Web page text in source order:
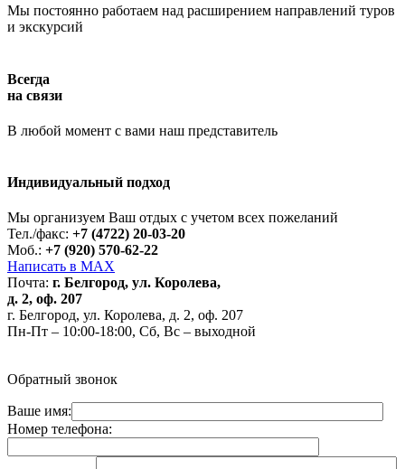
Мы постоянно работаем над расширением направлений туров
и экскурсий
Всегда
на связи
В любой момент с вами наш представитель
Индивидуальный подход
Мы организуем Ваш отдых с учетом всех пожеланий
Тел./факс: +7 (4722) 20-03-20
Моб.: +7 (920) 570-62-22
Написать в MAX
Почта: г. Белгород, ул. Королева,
д. 2, оф. 207
г. Белгород, ул. Королева, д. 2, оф. 207
Пн-Пт – 10:00-18:00, Сб, Вс – выходной
Обратный звонок
Ваше имя:
Номер телефона: